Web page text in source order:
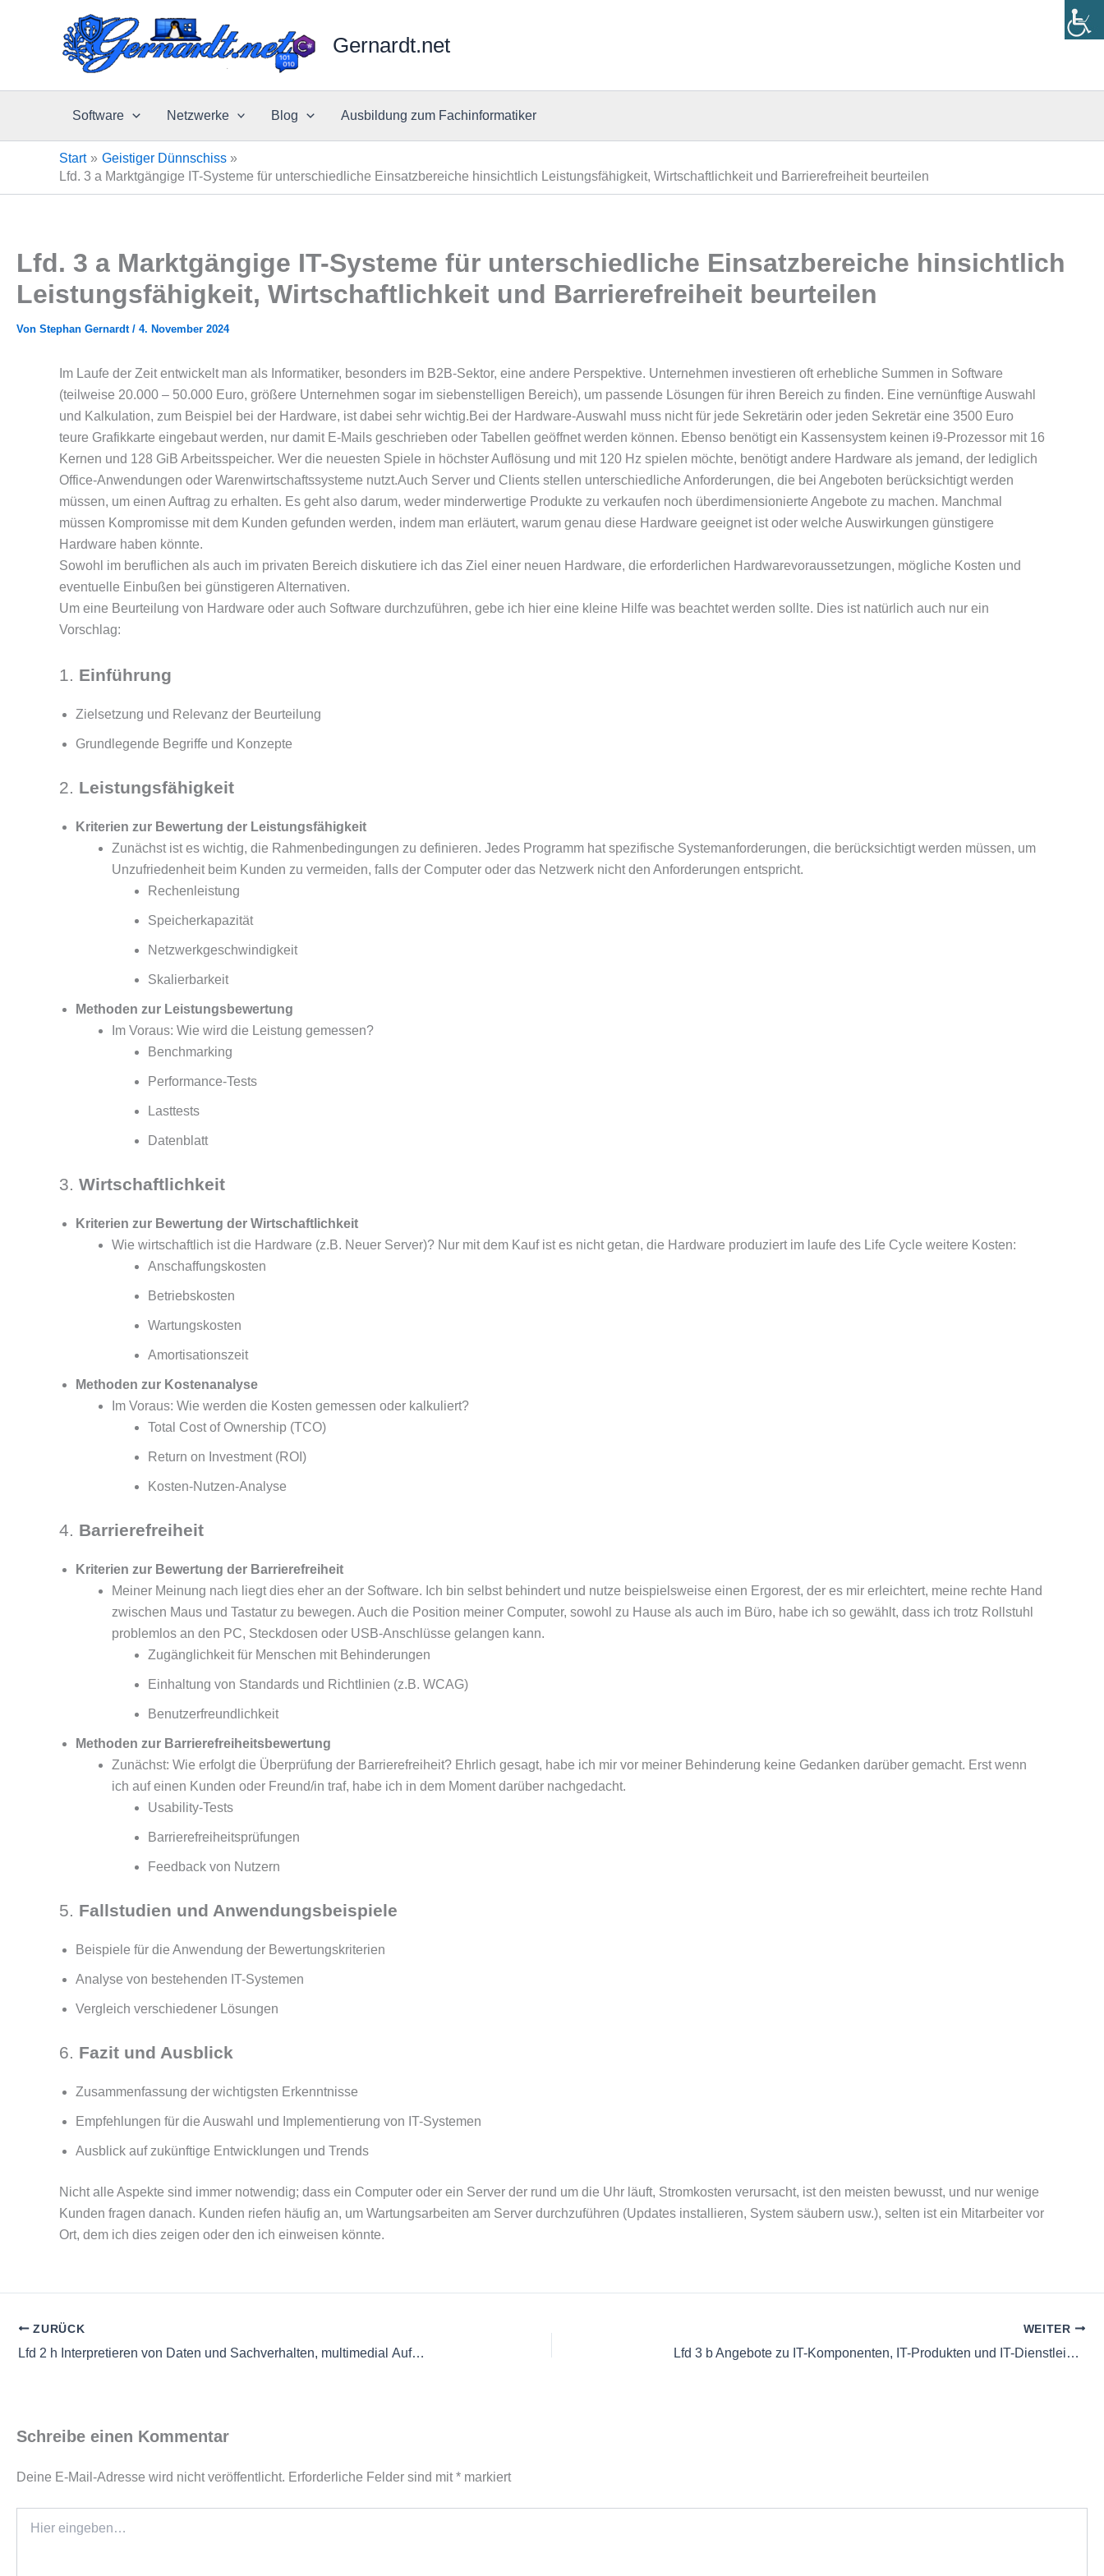
Gernardt.net
Software Netzwerke Blog Ausbildung zum Fachinformatiker
Start
Geistiger Dünnschiss
Lfd. 3 a Marktgängige IT-Systeme für unterschiedliche Einsatzbereiche hinsichtlich Leistungsfähigkeit, Wirtschaftlichkeit und Barrierefreiheit beurteilen
Lfd. 3 a Marktgängige IT-Systeme für unterschiedliche Einsatzbereiche hinsichtlich
Leistungsfähigkeit, Wirtschaftlichkeit und Barrierefreiheit beurteilen
Von Stephan Gernardt / 4. November 2024
Im Laufe der Zeit entwickelt man als Informatiker, besonders im B2B-Sektor, eine andere Perspektive. Unternehmen investieren oft erhebliche Summen in Software
(teilweise 20.000 – 50.000 Euro, größere Unternehmen sogar im siebenstelligen Bereich), um passende Lösungen für ihren Bereich zu finden. Eine vernünftige Auswahl
und Kalkulation, zum Beispiel bei der Hardware, ist dabei sehr wichtig.Bei der Hardware-Auswahl muss nicht für jede Sekretärin oder jeden Sekretär eine 3500 Euro
teure Grafikkarte eingebaut werden, nur damit E-Mails geschrieben oder Tabellen geöffnet werden können. Ebenso benötigt ein Kassensystem keinen i9-Prozessor mit 16
Kernen und 128 GiB Arbeitsspeicher. Wer die neuesten Spiele in höchster Auflösung und mit 120 Hz spielen möchte, benötigt andere Hardware als jemand, der lediglich
Office-Anwendungen oder Warenwirtschaftssysteme nutzt.Auch Server und Clients stellen unterschiedliche Anforderungen, die bei Angeboten berücksichtigt werden
müssen, um einen Auftrag zu erhalten. Es geht also darum, weder minderwertige Produkte zu verkaufen noch überdimensionierte Angebote zu machen. Manchmal
müssen Kompromisse mit dem Kunden gefunden werden, indem man erläutert, warum genau diese Hardware geeignet ist oder welche Auswirkungen günstigere
Hardware haben könnte.
Sowohl im beruflichen als auch im privaten Bereich diskutiere ich das Ziel einer neuen Hardware, die erforderlichen Hardwarevoraussetzungen, mögliche Kosten und
eventuelle Einbußen bei günstigeren Alternativen.
Um eine Beurteilung von Hardware oder auch Software durchzuführen, gebe ich hier eine kleine Hilfe was beachtet werden sollte. Dies ist natürlich auch nur ein
Vorschlag:
1. Einführung
Zielsetzung und Relevanz der Beurteilung
Grundlegende Begriffe und Konzepte
2. Leistungsfähigkeit
Kriterien zur Bewertung der Leistungsfähigkeit
Zunächst ist es wichtig, die Rahmenbedingungen zu definieren. Jedes Programm hat spezifische Systemanforderungen, die berücksichtigt werden müssen, um
Unzufriedenheit beim Kunden zu vermeiden, falls der Computer oder das Netzwerk nicht den Anforderungen entspricht.
Rechenleistung
Speicherkapazität
Netzwerkgeschwindigkeit
Skalierbarkeit
Methoden zur Leistungsbewertung
Im Voraus: Wie wird die Leistung gemessen?
Benchmarking
Performance-Tests
Lasttests
Datenblatt
3. Wirtschaftlichkeit
Kriterien zur Bewertung der Wirtschaftlichkeit
Wie wirtschaftlich ist die Hardware (z.B. Neuer Server)? Nur mit dem Kauf ist es nicht getan, die Hardware produziert im laufe des Life Cycle weitere Kosten:
Anschaffungskosten
Betriebskosten
Wartungskosten
Amortisationszeit
Methoden zur Kostenanalyse
Im Voraus: Wie werden die Kosten gemessen oder kalkuliert?
Total Cost of Ownership (TCO)
Return on Investment (ROI)
Kosten-Nutzen-Analyse
4. Barrierefreiheit
Kriterien zur Bewertung der Barrierefreiheit
Meiner Meinung nach liegt dies eher an der Software. Ich bin selbst behindert und nutze beispielsweise einen Ergorest, der es mir erleichtert, meine rechte Hand
zwischen Maus und Tastatur zu bewegen. Auch die Position meiner Computer, sowohl zu Hause als auch im Büro, habe ich so gewählt, dass ich trotz Rollstuhl
problemlos an den PC, Steckdosen oder USB-Anschlüsse gelangen kann.
Zugänglichkeit für Menschen mit Behinderungen
Einhaltung von Standards und Richtlinien (z.B. WCAG)
Benutzerfreundlichkeit
Methoden zur Barrierefreiheitsbewertung
Zunächst: Wie erfolgt die Überprüfung der Barrierefreiheit? Ehrlich gesagt, habe ich mir vor meiner Behinderung keine Gedanken darüber gemacht. Erst wenn
ich auf einen Kunden oder Freund/in traf, habe ich in dem Moment darüber nachgedacht.
Usability-Tests
Barrierefreiheitsprüfungen
Feedback von Nutzern
5. Fallstudien und Anwendungsbeispiele
Beispiele für die Anwendung der Bewertungskriterien
Analyse von bestehenden IT-Systemen
Vergleich verschiedener Lösungen
6. Fazit und Ausblick
Zusammenfassung der wichtigsten Erkenntnisse
Empfehlungen für die Auswahl und Implementierung von IT-Systemen
Ausblick auf zukünftige Entwicklungen und Trends
Nicht alle Aspekte sind immer notwendig; dass ein Computer oder ein Server der rund um die Uhr läuft, Stromkosten verursacht, ist den meisten bewusst, und nur wenige
Kunden fragen danach. Kunden riefen häufig an, um Wartungsarbeiten am Server durchzuführen (Updates installieren, System säubern usw.), selten ist ein Mitarbeiter vor
Ort, dem ich dies zeigen oder den ich einweisen könnte.
ZURÜCK
Lfd 2 h Interpretieren von Daten und Sachverhalten, multimedial Aufbereiten und situationsgerecht unter Nutzung digitaler Werkzeuge präsentieren
WEITER
Lfd 3 b Angebote zu IT-Komponenten, IT-Produkten und IT-Dienstleistungen einholen und bewerten sowie Spezifikationen und Konditionen Vergleichen
Schreibe einen Kommentar
Deine E-Mail-Adresse wird nicht veröffentlicht. Erforderliche Felder sind mit* markiert
eingeben…